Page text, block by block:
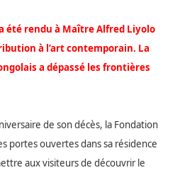
été rendu à Maître Alfred Liyolo
à l’art contemporain. La
a dépassé les frontières
de son décès, la Fondation
portes ouvertes dans sa résidence
aux visiteurs de découvrir le